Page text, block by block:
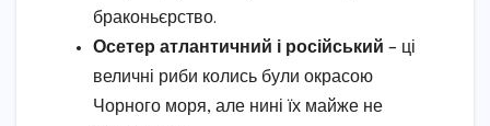
браконьєрство.
Осетер атлантичний і російський – ці
величні риби колись були окрасою
Чорного моря, але нині їх майже не